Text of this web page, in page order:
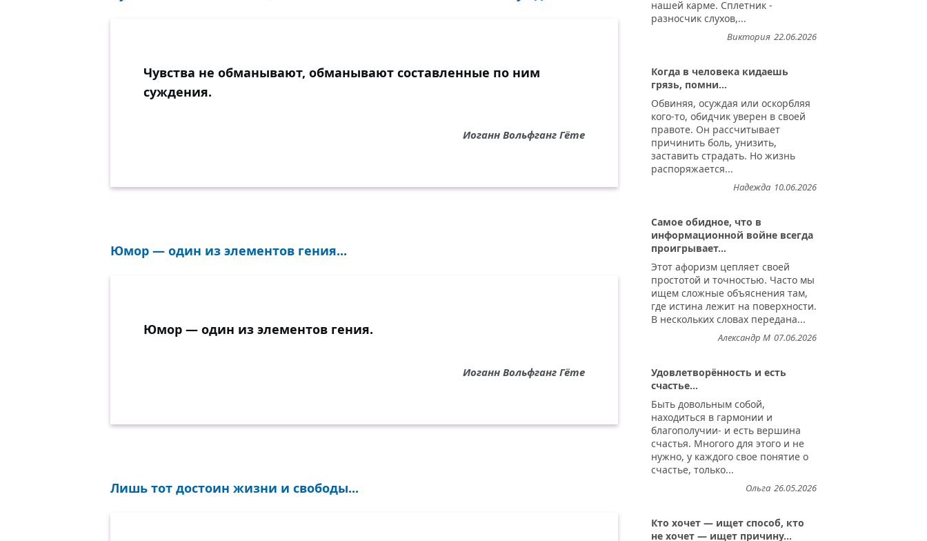
Чувства не обманывают, обманывают составленные по ним
суждения.
Иоганн Вольфганг Гёте
Юмор — один из элементов гения...
Юмор — один из элементов гения.
Иоганн Вольфганг Гёте
Лишь тот достоин жизни и свободы...
нашей карме. Сплетник -
разносчик слухов,...
22.06.2026
Виктория
Когда в человека кидаешь
грязь, помни...
Обвиняя, осуждая или оскорбляя
кого-то, обидчик уверен в своей
правоте. Он рассчитывает
причинить боль, унизить,
заставить страдать. Но жизнь
распоряжается...
10.06.2026
Надежда
Самое обидное, что в
информационной войне всегда
проигрывает...
Этот афоризм цепляет своей
простотой и точностью. Часто мы
ищем сложные объяснения там,
где истина лежит на поверхности.
В нескольких словах передана...
07.06.2026
Александр М
Удовлетворённость и есть
счастье...
Быть довольным собой,
находиться в гармонии и
благополучии- и есть вершина
счастья. Многого для этого и не
нужно, у каждого свое понятие о
счастье, только...
26.05.2026
Ольга
Кто хочет — ищет способ, кто
не хочет — ищет причину...